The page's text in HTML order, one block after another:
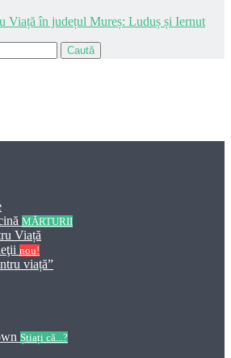
Viață în județul Mureș: Luduș și Iernut
Caută
MĂRTURII
Viață
nou!
viață”
Știați că...?